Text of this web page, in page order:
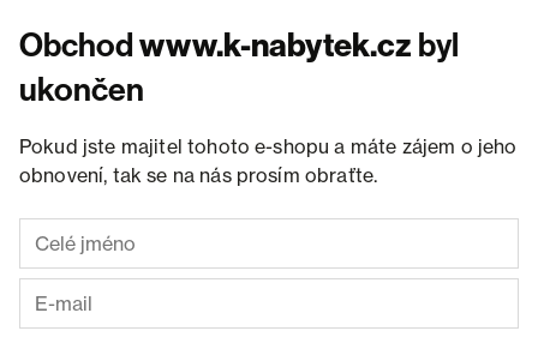
Obchodwww.k-nabytek.cz byl
ukončen
Pokud jste majitel tohoto e-shopu a máte zájem o jeho
obnovení, tak se na nás prosím obraťte.